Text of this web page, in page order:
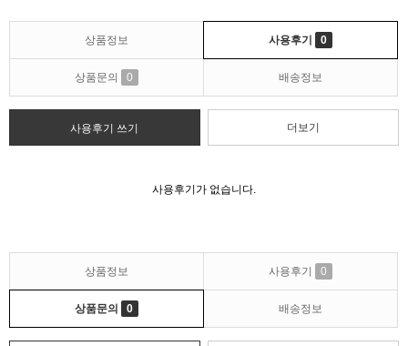
상품정보 사용후기 0
상품문의 0 배송정보
사용후기 쓰기 더보기
사용후기가 없습니다.
상품정보 사용후기 0
상품문의 0 배송정보